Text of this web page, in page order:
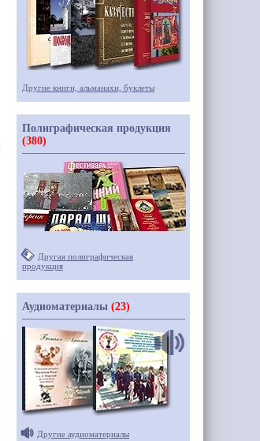
Другие книги, альманахи, буклеты
Полиграфическая продукция
(380)
Другая полиграфическая
продукция
Аудиоматериалы (23)
Другие аудиоматериалы